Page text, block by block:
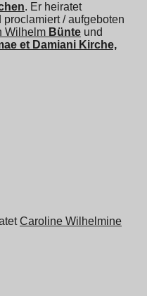
. Er heiratet
proclamiert / aufgeboten
Wilhelm Bünte und
et Damiani Kirche,
Caroline Wilhelmine